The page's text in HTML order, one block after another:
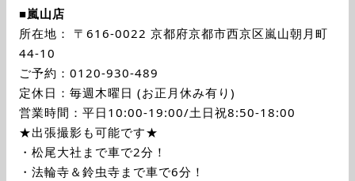
■嵐山店
所在地： 〒616-0022 京都府京都市西京区嵐山朝月町
44-10
ご予約：0120-930-489
定休日：毎週木曜日 (お正月休み有り)
営業時間：平日10:00-19:00/土日祝8:50-18:00
★出張撮影も可能です★
・松尾大社まで車で2分！
・法輪寺＆鈴虫寺まで車で6分！